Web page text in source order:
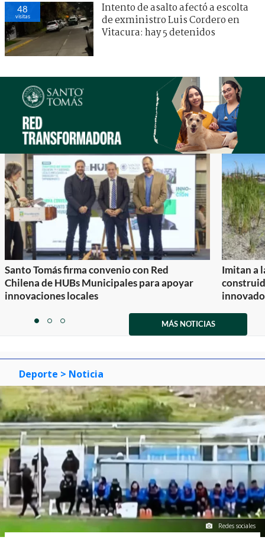
48
visitas
Intento de asalto afectó a escolta
de exministro Luis Cordero en
Vitacura: hay 5 detenidos
Santo Tomás firma convenio con Red
Chilena de HUBs Municipales para apoyar
innovaciones locales
Imitan a
itemitemitem
MÁS NOTICIAS
Deporte > Noticia
Redes sociales